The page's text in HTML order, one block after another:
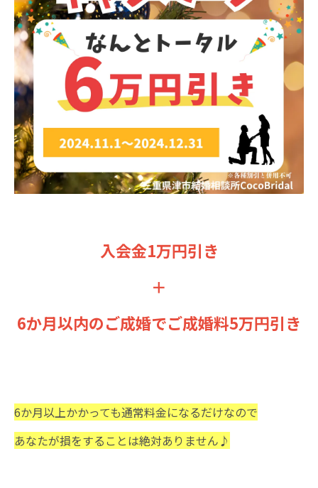
入会金1万円引き
＋
6か月以内のご成婚でご成婚料5万円引き
6か月以上かかっても通常料金になるだけなので
あなたが損をすることは絶対ありません♪